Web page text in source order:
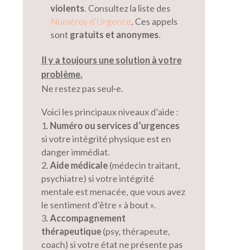
violents. Consultez la liste des
Numéros d’Urgence. Ces appels
sont gratuits et anonymes.
Il y a toujours une solution à votre
problème.
Ne restez pas seul·e.
Voici les principaux niveaux d’aide :
Numéro ou services d’urgences
si votre intégrité physique est en
danger immédiat.
Aide médicale(médecin traitant,
psychiatre) si votre intégrité
mentale est menacée, que vous avez
le sentiment d’être « à bout ».
Accompagnement
thérapeutique(psy, thérapeute,
coach) si votre état ne présente pas